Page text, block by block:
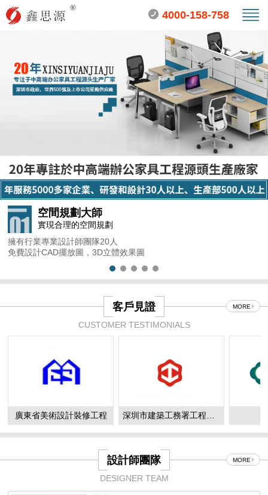
4000-158-758
空間規劃大師
實現合理的空間規劃
擁有行業專業設計師團隊20人
免費設計CAD擺放圖，3D立體效果圖
客戶見證 MORE
CUSTOMER TESTIMONIALS
廣東省美術設計裝修工程
設計師團隊 MORE
DESIGNER TEAM